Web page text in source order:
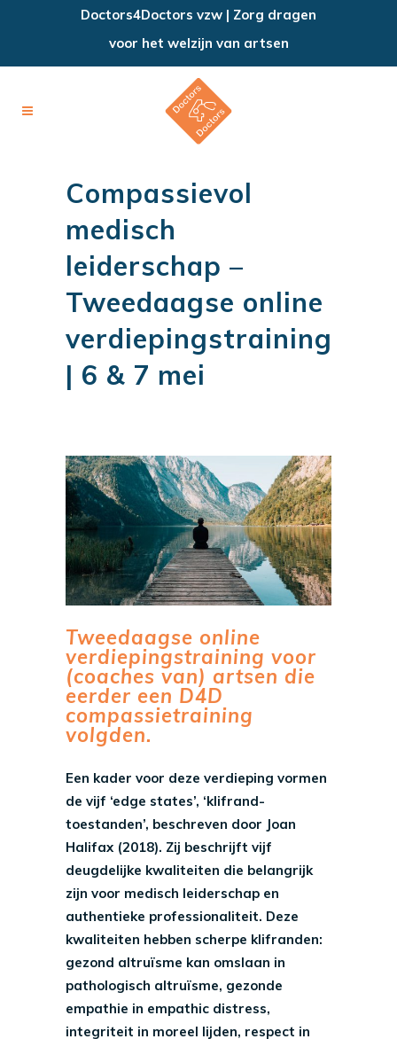
Doctors4Doctors vzw | Zorg dragen
voor het welzijn van artsen
Compassievol
medisch
leiderschap –
Tweedaagse online
verdiepingstraining
| 6 & 7 mei
Tweedaagse online
verdiepingstraining voor
(coaches van) artsen die
eerder een D4D
compassietraining
volgden.
Een kader voor deze verdieping vormen
de vijf ‘edge states’, ‘klifrand-
toestanden’, beschreven door Joan
Halifax (2018). Zij beschrijft vijf
deugdelijke kwaliteiten die belangrijk
zijn voor medisch leiderschap en
authentieke professionaliteit. Deze
kwaliteiten hebben scherpe klifranden:
gezond altruïsme kan omslaan in
pathologisch altruïsme, gezonde
empathie in empathic distress,
integriteit in moreel lijden, respect in